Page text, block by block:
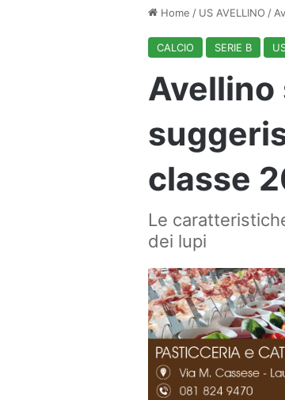
Home / US AVELLINO /
CALCIO SERIE B
Avellino
classe
Le
dei lupi